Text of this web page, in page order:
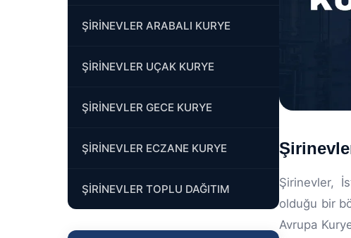
ŞİRİNEVLER ARABALI KURYE
ŞİRİNEVLER UÇAK KURYE
ŞİRİNEVLER GECE KURYE
ŞİRİNEVLER ECZANE KURYE
ŞİRİNEVLER TOPLU DAĞITIM
Şirinevler,
olduğu bir
Avrupa